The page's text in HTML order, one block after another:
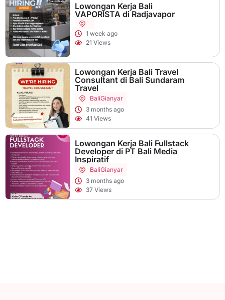
Lowongan Kerja Bali
VAPORISTA di Radjavapor
1 week ago
21 Views
Lowongan Kerja Bali Travel
Consultant di Bali Sundaram
Travel
BaliGianyar
3 months ago
41 Views
Lowongan Kerja Bali Fullstack
Developer di PT Bali Media
Inspiratif
BaliGianyar
3 months ago
37 Views